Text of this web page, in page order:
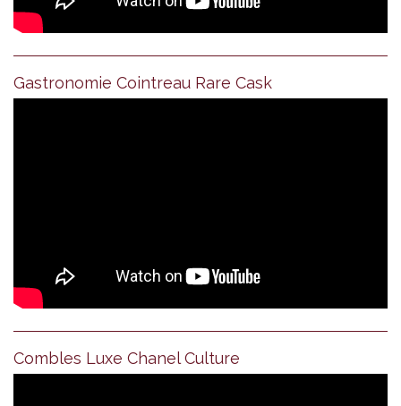
Gastronomie Cointreau Rare Cask
Combles Luxe Chanel Culture